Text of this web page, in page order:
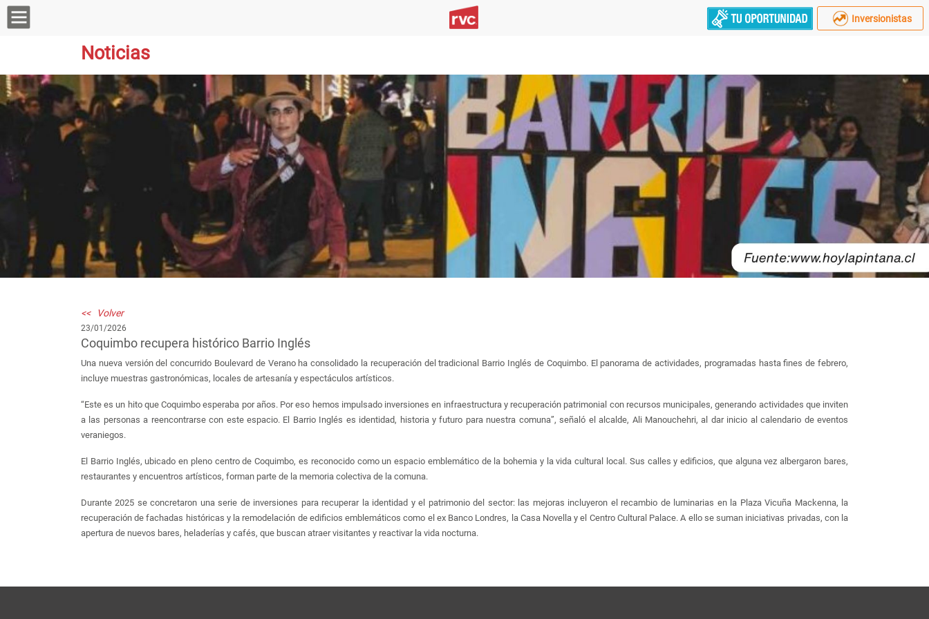
Inversionistas
Noticias
<< Volver
23/01/2026
Coquimbo recupera histórico Barrio Inglés
Una nueva versión del concurrido Boulevard de Verano ha consolidado la recuperación del tradicional Barrio Inglés de Coquimbo. El panorama de actividades, programadas hasta fines de febrero,
incluye muestras gastronómicas, locales de artesanía y espectáculos artísticos.
“Este es un hito que Coquimbo esperaba por años. Por eso hemos impulsado inversiones en infraestructura y recuperación patrimonial con recursos municipales, generando actividades que inviten
a las personas a reencontrarse con este espacio. El Barrio Inglés es identidad, historia y futuro para nuestra comuna”, señaló el alcalde, Ali Manouchehri, al dar inicio al calendario de eventos
veraniegos.
El Barrio Inglés, ubicado en pleno centro de Coquimbo, es reconocido como un espacio emblemático de la bohemia y la vida cultural local. Sus calles y edificios, que alguna vez albergaron bares,
restaurantes y encuentros artísticos, forman parte de la memoria colectiva de la comuna.
Durante 2025 se concretaron una serie de inversiones para recuperar la identidad y el patrimonio del sector: las mejoras incluyeron el recambio de luminarias en la Plaza Vicuña Mackenna, la
recuperación de fachadas históricas y la remodelación de edificios emblemáticos como el ex Banco Londres, la Casa Novella y el Centro Cultural Palace. A ello se suman iniciativas privadas, con la
apertura de nuevos bares, heladerías y cafés, que buscan atraer visitantes y reactivar la vida nocturna.